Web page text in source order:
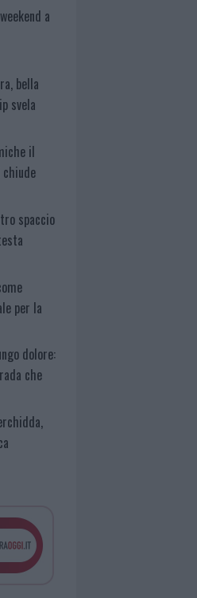
a
bella
svela
il
spaccio
per la
dolore:
che